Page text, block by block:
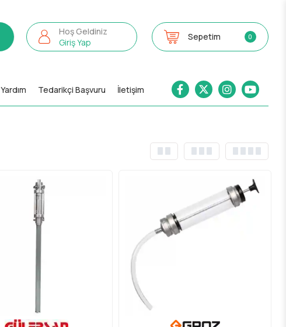
Hoş Geldiniz
Giriş Yap
Sepetim 0
Yardım Tedarikçi Başvuru İletişim